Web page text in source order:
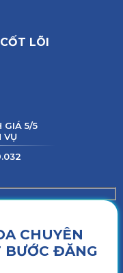
LÕI
GIÁ 5/5
VỤ
CHUYÊN
BƯỚC ĐĂNG